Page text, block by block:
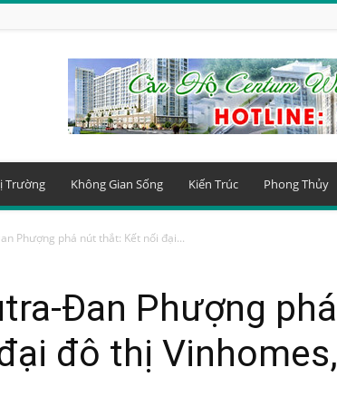
Trường Không Gian Sống Kiến Trúc Phong Thủy
Phượng phá nút thắt: Kết nối đại...
Đan Phượng phá
đô thị Vinhomes,